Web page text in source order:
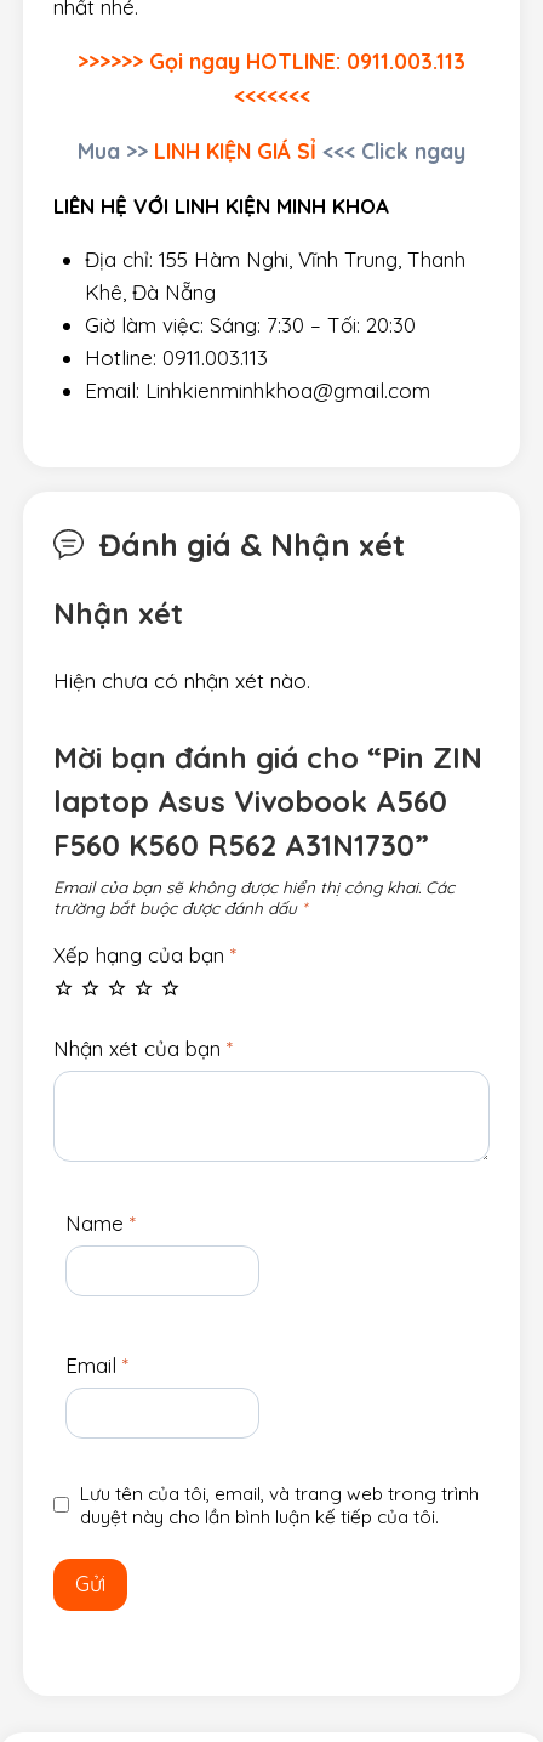
nhất nhé.
>>>>>> Gọi ngay HOTLINE: 0911.003.113
<<<<<<<
Mua >> LINH KIỆN GIÁ SỈ <<< Click ngay
LIÊN HỆ VỚI LINH KIỆN MINH KHOA
Địa chỉ: 155 Hàm Nghi, Vĩnh Trung, Thanh
Khê, Đà Nẵng
Giờ làm việc: Sáng: 7:30 – Tối: 20:30
Hotline: 0911.003.113
Email: Linhkienminhkhoa@gmail.com
Đánh giá & Nhận xét
Nhận xét
Hiện chưa có nhận xét nào.
Mời bạn đánh giá cho “Pin ZIN
laptop Asus Vivobook A560
F560 K560 R562 A31N1730”
Email của bạn sẽ không được hiển thị công khai. Các
trường bắt buộc được đánh dấu *
Xếp hạng của bạn *
Nhận xét của bạn *
Name *
Email *
Lưu tên của tôi, email, và trang web trong trình
duyệt này cho lần bình luận kế tiếp của tôi.